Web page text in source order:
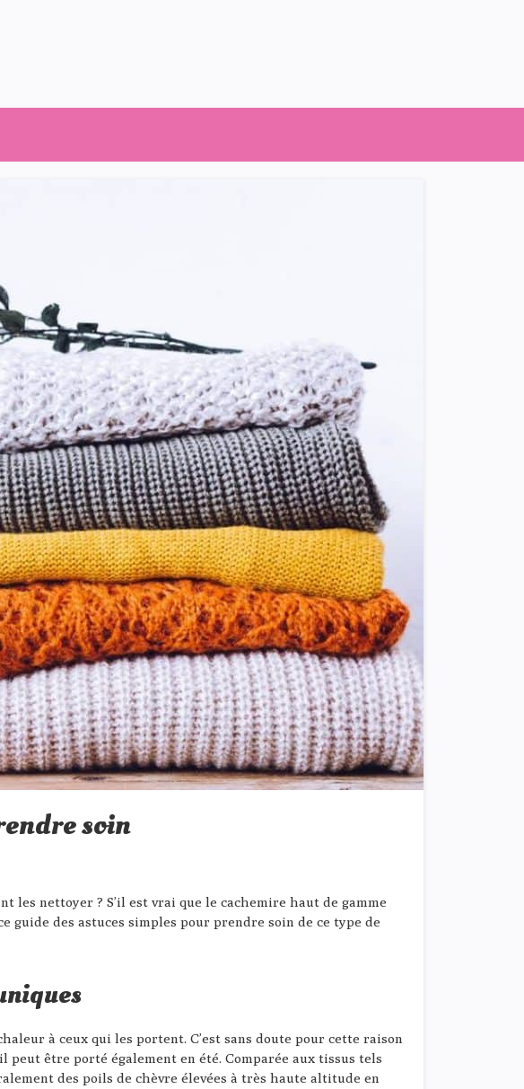
soin
les nettoyer ? S’il est vrai que le cachemire haut de gamme
guide des astuces simples pour prendre soin de ce type de
à ceux qui les portent. C’est sans doute pour cette raison
peut être porté également en été. Comparée aux tissus tels
des poils de chèvre élevées à très haute altitude en